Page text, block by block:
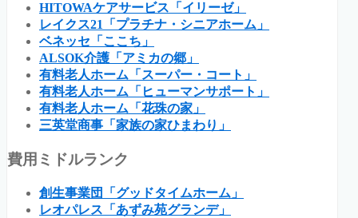
HITOWAケアサービス「イリーゼ」
レイクス21「プラチナ・シニアホーム」
ベネッセ「ここち」
ALSOK介護「アミカの郷」
有料老人ホーム「スーパー・コート」
有料老人ホーム「ヒューマンサポート」
有料老人ホーム「花珠の家」
三英堂商事「家族の家ひまわり」
費用ミドルランク
創生事業団「グッドタイムホーム」
レオパレス「あずみ苑グランデ」